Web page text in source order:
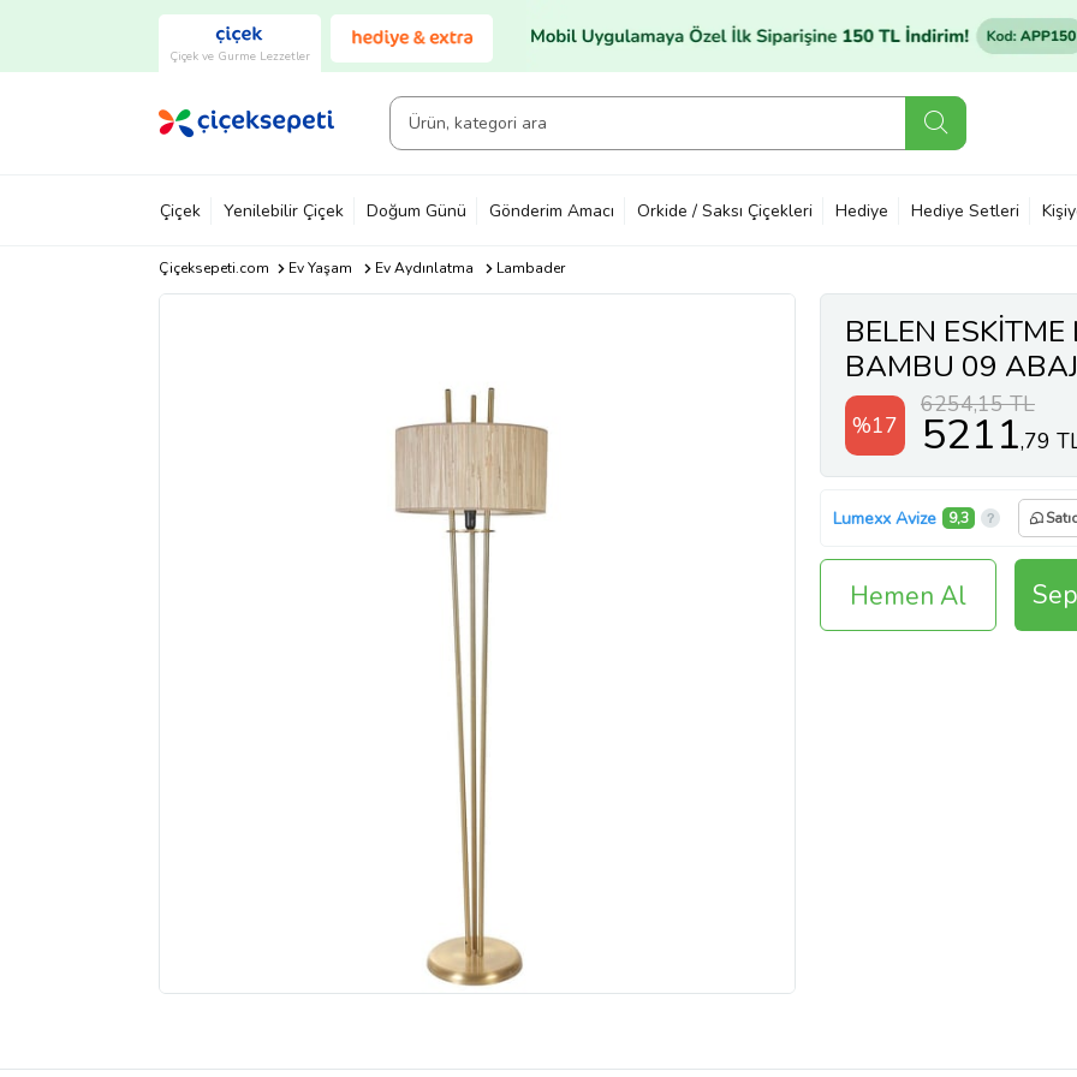
Çiçek ve Gurme Lezzetler
Çiçek Yenilebilir Çiçek Doğum Günü Gönderim Amacı Orkide / Saksı Çiçekleri Hediye Hediye Setleri
Çiçeksepeti.com Ev Yaşam Ev Aydınlatma Lambader
BELEN
BAMBU 09
%17
6254,15 TL
5211,79
Lumexx Avize 9,3
Hemen Al